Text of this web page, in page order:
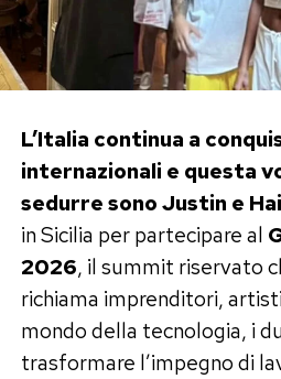
L’Italia continua a
internazionali e questa
sedurre sono Justin e
in Sicilia per partecipare al
2026, il summit riservato
richiama imprenditori,
mondo della tecnologia, i
trasformare l’impegno di